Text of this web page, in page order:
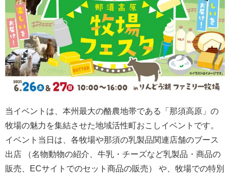
当イベントは、本州最大の酪農地帯である「那須高原」の
牧場の魅力を集結させた地域活性町おこしイベントです。
イベント当日は、各牧場や那須の乳製品関連店舗のブース
出店 （名物動物の紹介、牛乳・チーズなど乳製品・商品の
販売、ECサイトでのセット商品の販売） や、牧場での特別